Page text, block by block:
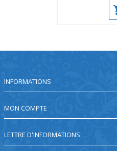
INFORMATIONS
MON COMPTE
LETTRE D'INFORMATIONS